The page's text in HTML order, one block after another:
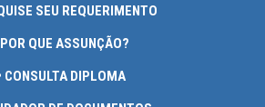
SEU REQUERIMENTO
POR QUE ASSUNÇÃO?
CONSULTA DIPLOMA